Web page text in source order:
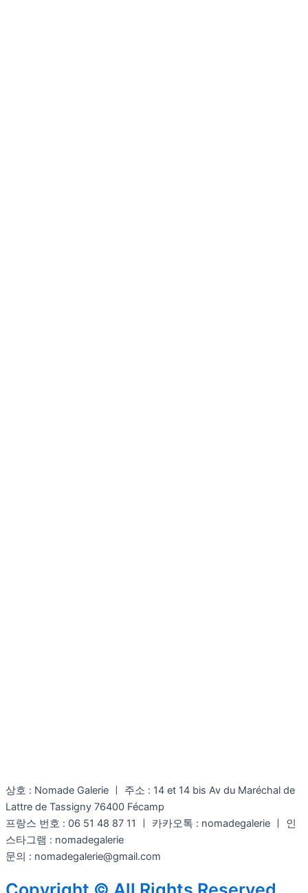
상호 : Nomade Galerie ㅣ 주소 : 14 et 14 bis Av du Maréchal de
Lattre de Tassigny 76400 Fécamp
프랑스 번호 : 06 51 48 87 11 ㅣ 카카오톡 : nomadegalerie ㅣ 인
스타그램 : nomadegalerie
문의 : nomadegalerie@gmail.com